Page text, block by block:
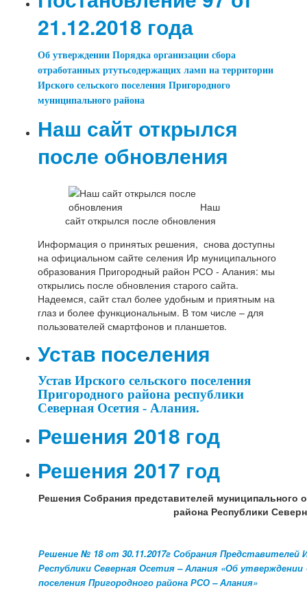
21.12.2018 года
Об утверждении Порядка организации сбора
отработанных ртутьсодержащих ламп на территории
Ирского сельского поселения Пригородного
муниципального района
Наш сайт открылся
после обновления
Наш
сайт открылся после обновления
Информация о принятых решения, снова доступны
на официальном сайте селения Ир муниципального
образования Пригородный район РСО - Алания: мы
открылись после обновления старого сайта.
Надеемся, сайт стал более удобным и приятным на
глаз и более функциональным. В том числе – для
пользователей смартфонов и планшетов.
Устав поселения
Устав Ирского сельского поселения
Пригородного района республики
Северная Осетия - Алания.
Решения 2018 год
Решения 2017 год
Решения Собрания представителей муниципального
района Республики
Решение № 18 от 30.11.2017г Собрания Представителей
Республики Северная Осетия – Алания «Об
поселения Пригородного района РСО – Алания»